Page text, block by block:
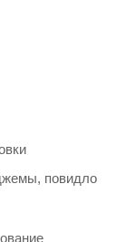
повидло